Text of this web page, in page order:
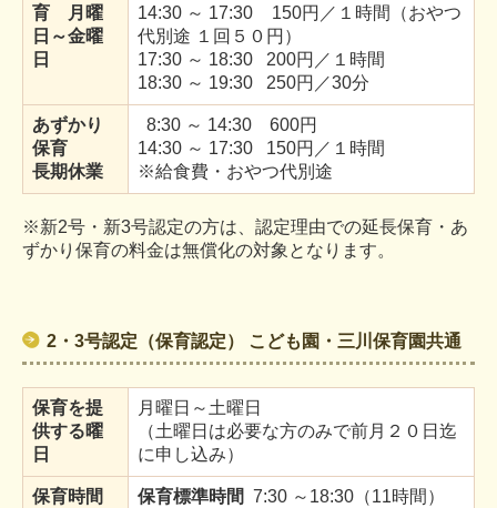
育 月曜
日～金曜
日
14:30 ～ 17:30 150円 ／１時間（おやつ
代別途 １回５０円）
17:30 ～ 18:30 200円／１時間
18:30 ～ 19:30 250円／30分
あずかり
保育
長期休業
8:30 ～ 14:30 600円
14:30 ～ 17:30 150円／１時間
※給食費・おやつ代別途
※新2号・新3号認定の方は、認定理由での延長保育・あ
ずかり保育の料金は無償化の対象となります。
2・3号認定（保育認定） こども園・三川保育園共通
保育を提
供する曜
日
月曜日～土曜日
（土曜日は必要な方のみで前月２０日迄
に申し込み）
保育時間 保育標準時間 7:30 ～18:30（11時間）